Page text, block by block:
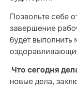
Позвольте себе
завершение
будет выполнить
Что сегодня
новые дела,